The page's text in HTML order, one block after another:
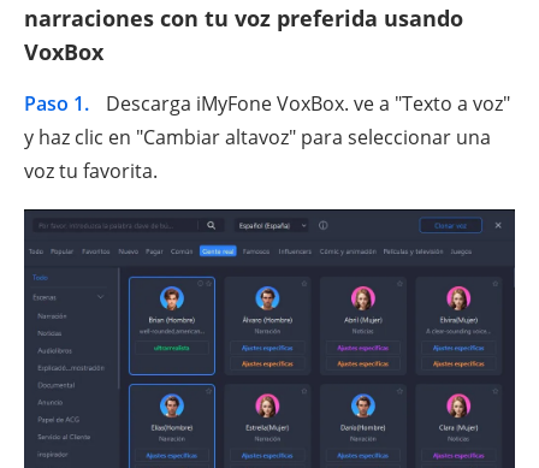
narraciones con tu voz preferida usando
VoxBox
Paso 1.
Descarga iMyFone VoxBox. ve a "Texto a voz"
y haz clic en "Cambiar altavoz" para seleccionar una
voz tu favorita.